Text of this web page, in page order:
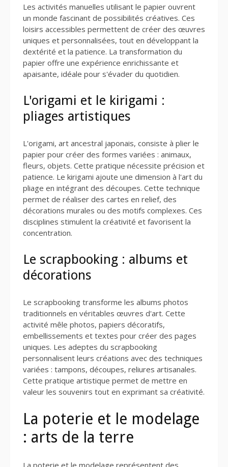
Les activités manuelles utilisant le papier ouvrent
un monde fascinant de possibilités créatives. Ces
loisirs accessibles permettent de créer des œuvres
uniques et personnalisées, tout en développant la
dextérité et la patience. La transformation du
papier offre une expérience enrichissante et
apaisante, idéale pour s'évader du quotidien.
L'origami et le kirigami :
pliages artistiques
L'origami, art ancestral japonais, consiste à plier le
papier pour créer des formes variées : animaux,
fleurs, objets. Cette pratique nécessite précision et
patience. Le kirigami ajoute une dimension à l'art du
pliage en intégrant des découpes. Cette technique
permet de réaliser des cartes en relief, des
décorations murales ou des motifs complexes. Ces
disciplines stimulent la créativité et favorisent la
concentration.
Le scrapbooking : albums et
décorations
Le scrapbooking transforme les albums photos
traditionnels en véritables œuvres d'art. Cette
activité mêle photos, papiers décoratifs,
embellissements et textes pour créer des pages
uniques. Les adeptes du scrapbooking
personnalisent leurs créations avec des techniques
variées : tampons, découpes, reliures artisanales.
Cette pratique artistique permet de mettre en
valeur les souvenirs tout en exprimant sa créativité.
La poterie et le modelage
: arts de la terre
La poterie et le modelage représentent des